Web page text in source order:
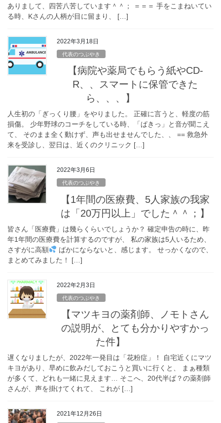
ありまして、四苦八苦しています＾＾； ＝＝＝ 手をこまねいてい
る時、Kさんの人柄が目に留まり、 […]
2022年3月18日
代表のつぶやき
【病院や薬局でもらう紙やCD-
R、、スマートに保管できた
ら、、、】
人生初の「ぎっくり腰」をやりました。 正確に言うと、軽度の筋
損傷。 少年野球のコーチをしている時、「ぱきっ」と音が聞こえ
て、 そのまま全く動けず、声も出せませんでした、、 == 救急外
来を受診し、翌日は、近くのクリニック […]
2022年3月6日
代表のつぶやき
【1年間の医療費、5人家族の我家
は「20万円以上」でした＾＾；】
皆さん「医療費」は幾らくらいでしょうか？ 確定申告の時に、昨
年1年間の医療費を計算するのですが、 私の家族は5人いるため、
さすがに高額
ばかにならないと、感じます。 せっかくなので、
まとめてみました！ […]
2022年2月3日
代表のつぶやき
【マツキヨの薬剤師、ノモトさん
の説明が、とても分かりやすかっ
た件】
遅くなりましたが、2022年一発目は「花粉症」！ 自宅近くにマツ
キヨがあり、早めに飲みだしておこうと買いに行くと、 まぁ種類
が多くて、どれも一緒に見えます… そこへ、20代半ば？の薬剤師
さんが、声を掛けてくれて、 これが […]
2021年12月26日